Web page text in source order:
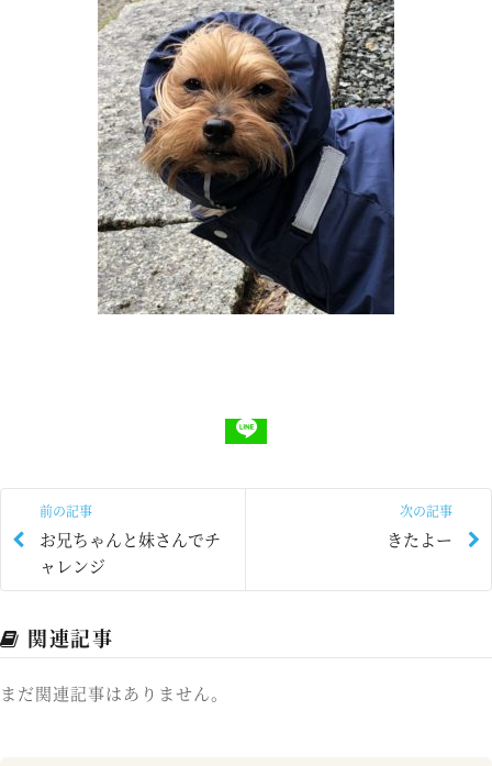
前の記事
お兄ちゃんと妹さんでチ
ャレンジ
次の記事
きたよー
関連記事
まだ関連記事はありません。